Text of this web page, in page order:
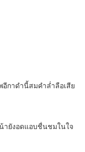
กาดำนี้สมคำล่ำลือเสีย
ายังอดแอบชื่นชมในใจ